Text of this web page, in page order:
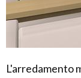
L'arredamento